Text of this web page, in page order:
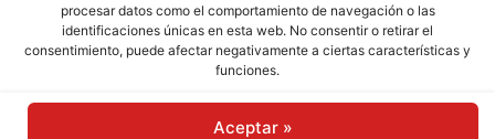
procesar datos como el comportamiento de navegación o las
identificaciones únicas en esta web. No consentir o retirar el
consentimiento, puede afectar negativamente a ciertas características y
funciones.
Aceptar »
José María Pagador Otero - Wikipedia
Para preservar nuestra independencia,
admite publicidad ni subvenciones o ayudas públicas o
privadas. Ninguno de nuestros directivos, redactores y